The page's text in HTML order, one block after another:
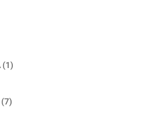
11
77